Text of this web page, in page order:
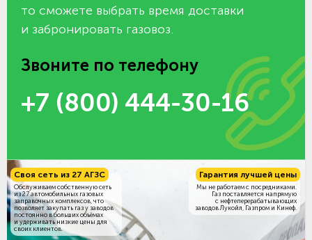
то сможете выбрать время доставки
и забронировать газовоз.
Звоните по телефону
+7 (800) 444-30-16
Своя сеть из 27 АГЗС
Обслуживаем собственную сеть
из 27 автомобильных газовых
заправочных комплексов, что
позволяет закупать газ у заводов
постоянно в больших объёмах
и удерживать низкие цены для
своих клиентов.
Гарантия лучшей цены
Мы не работаем с посредниками.
Газ поставляется напрямую
с нефтеперерабатывающих
заводов Лукойл, Газпром и Кинеф.